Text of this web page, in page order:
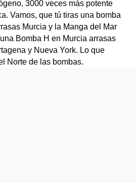
3000 veces más potente
Vamos, que tú tiras una bomba
Murcia y la Manga del Mar
Bomba H en Murcia arrasas
y Nueva York. Lo que
Norte de las bombas.